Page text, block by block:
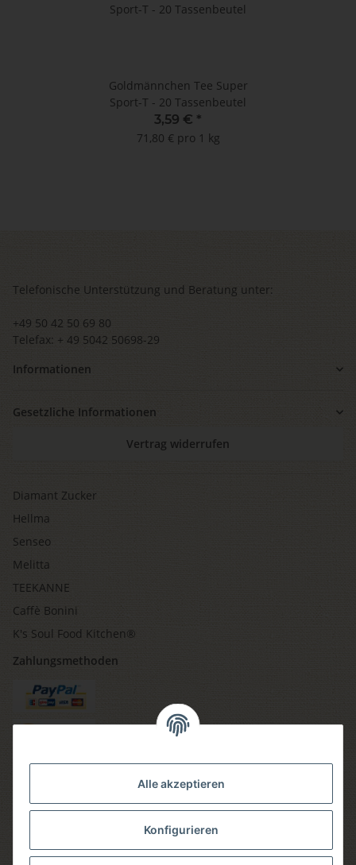
Alle akzeptieren
Konfigurieren
Goldmännchen Tee Super
Sport-T - 20 Tassenbeutel
3,59 € *
71,80 € pro 1 kg
Telefonische Unterstützung und Beratung unter:
+49 50 42 50 69 80
Telefax: + 49 5042 50698-29
Informationen
Gesetzliche Informationen
Vertrag widerrufen
Diamant Zucker
Hellma
Senseo
Melitta
TEEKANNE
Caffè Bonini
K's Soul Food Kitchen®
Zahlungsmethoden
Versandmethoden